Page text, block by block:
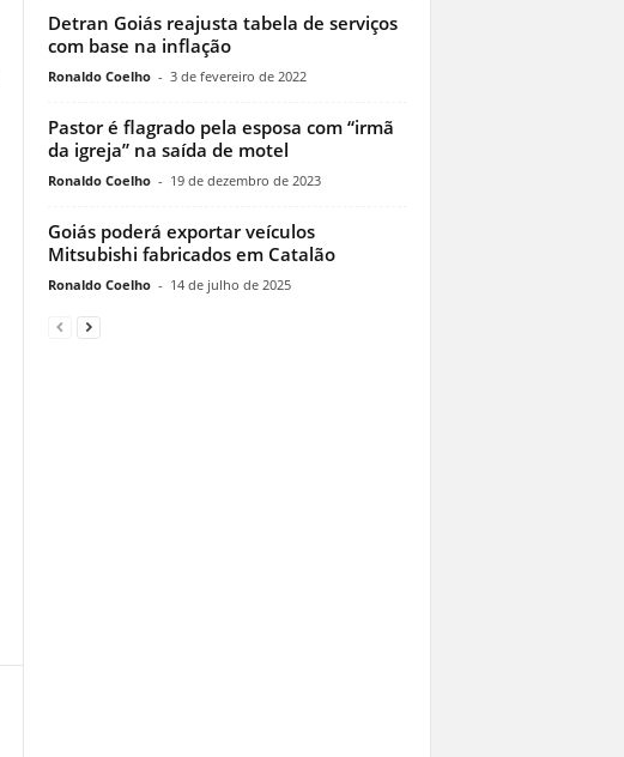
Detran Goiás reajusta tabela de serviços
com base na inflação
Ronaldo Coelho - 3 de fevereiro de 2022
Pastor é flagrado pela esposa com “irmã
da igreja” na saída de motel
Ronaldo Coelho - 19 de dezembro de 2023
Goiás poderá exportar veículos
Mitsubishi fabricados em Catalão
Ronaldo Coelho - 14 de julho de 2025